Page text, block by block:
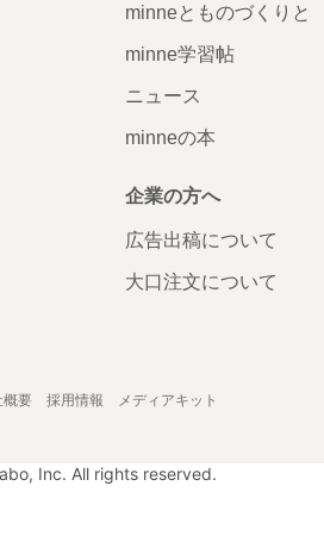
minneとものづくりと
minne学習帖
ニュース
minneの本
企業の方へ
広告出稿について
大口注文について
概要 採用情報 メディアキット
Inc. All rights reserved.